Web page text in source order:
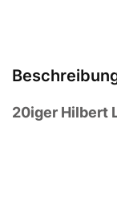
20iger Hilbert